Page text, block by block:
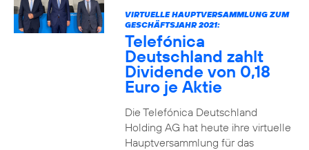
VIRTUELLE HAUPTVERSAMMLUNG ZUM
GESCHÄFTSJAHR 2021:
Telefónica
Deutschland zahlt
Dividende von 0,18
Euro je Aktie
Die Telefónica Deutschland
Holding AG hat heute ihre virtuelle
Hauptversammlung für das